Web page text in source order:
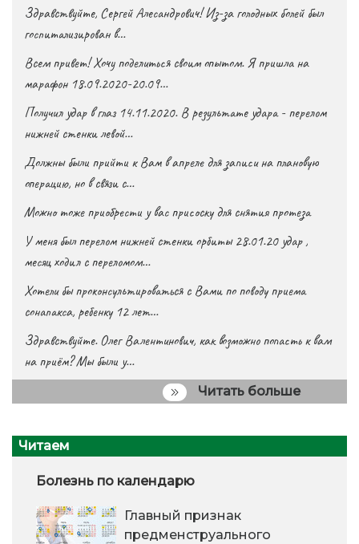
Здравствуйте, Сергей Алесандрович! Из-за голодных болей был
госпитализирован в…
Всем привет! Хочу поделиться своим опытом. Я пришла на
марафон 18.09.2020-20.09…
Получил удар в глаз 14.11.2020. В результате удара - перелом
нижней стенки левой…
Должны были прийти к Вам в апреле для записи на плановую
операцию, но в связи с…
Можно тоже приобрести у вас присоску для снятия протеза
У меня был перелом нижней стенки орбиты 28.01.20 удар ,
месяц ходил с переломом…
Хотели бы проконсультироваться с Вами по поводу приема
сонапакса, ребенку 12 лет…
Здравствуйте. Олег Валентинович, как возможно попасть к вам
на приём? Мы были у…
Читать больше
Читаем
Болезнь по календарю
Главный признак
предменструального